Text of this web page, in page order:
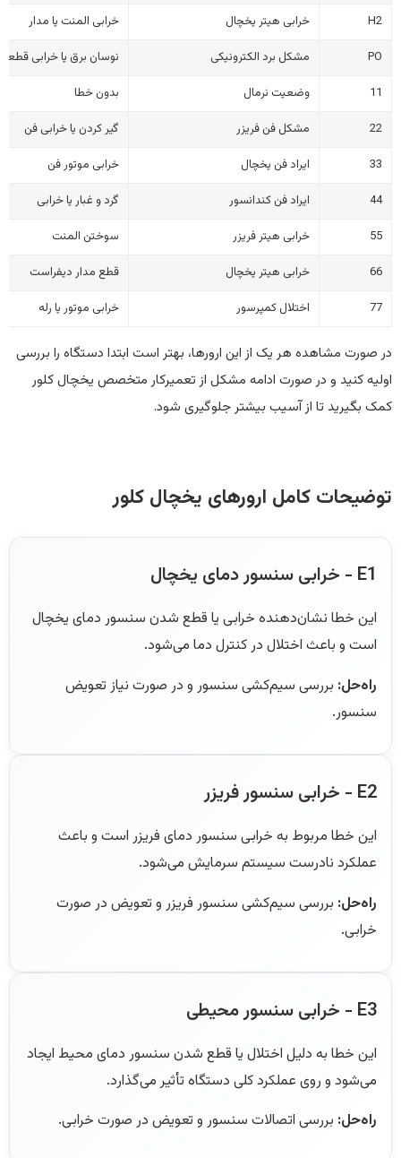
H2
خرابی هیتر یخچال
خرابی المنت یا مدار
PO
مشکل برد الکترونیکی
نوسان برق یا خرابی
11
وضعیت نرمال
بدون خطا
22
مشکل فن فریزر
گیر کردن یا خرابی فن
33
ایراد فن یخچال
خرابی موتور فن
44
ایراد فن کندانسور
گرد و غبار یا خرابی
55
خرابی هیتر فریزر
سوختن المنت
66
خرابی هیتر یخچال
قطع مدار دیفراست
77
اختلال کمپرسور خرابی موتور یا رله
در صورت مشاهده هر یک از این ارورها، بهتر است ابتدا دستگاه را بررسی
اولیه کنید و در صورت ادامه مشکل از تعمیرکار متخصص یخچال کلور
کمک بگیرید تا از آسیب بیشتر جلوگیری شود.
توضیحات کامل ارورهای یخچال کلور
E1 - خرابی سنسور دمای یخچال
این خطا نشان‌دهنده خرابی یا قطع شدن سنسور دمای یخچال
است و باعث اختلال در کنترل دما می‌شود.
راه‌حل: بررسی سیم‌کشی سنسور و در صورت نیاز تعویض
سنسور.
E2 - خرابی سنسور فریزر
این خطا مربوط به خرابی سنسور دمای فریزر است و باعث
عملکرد نادرست سیستم سرمایش می‌شود.
راه‌حل: بررسی سیم‌کشی سنسور فریزر و تعویض در صورت
خرابی.
E3 - خرابی سنسور محیطی
این خطا به دلیل اختلال یا قطع شدن سنسور دمای محیط ایجاد
می‌شود و روی عملکرد کلی دستگاه تأثیر می‌گذارد.
راه‌حل: بررسی اتصالات سنسور و تعویض در صورت خرابی.